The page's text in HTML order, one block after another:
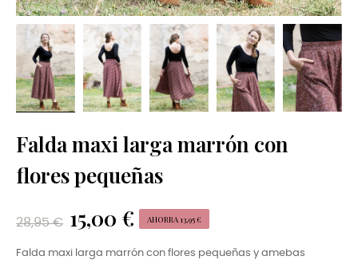
Falda maxi larga marrón con
flores pequeñas
28,95 € 15,00 € AHORRA 13,95 €
Falda maxi larga marrón con flores pequeñas y amebas